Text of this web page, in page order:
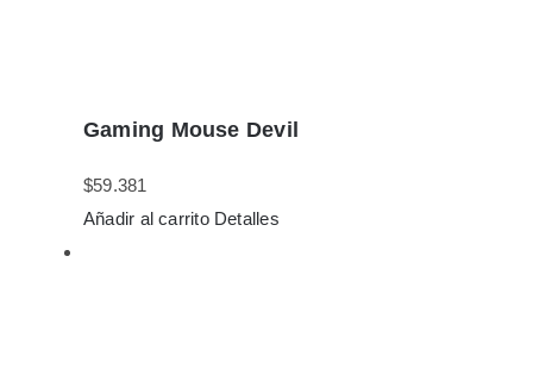
Gaming Mouse Devil
$59.381
Añadir al carrito Detalles